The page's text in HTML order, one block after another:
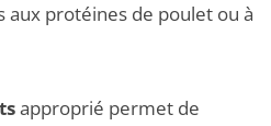
protéines de poulet ou à
approprié permet de